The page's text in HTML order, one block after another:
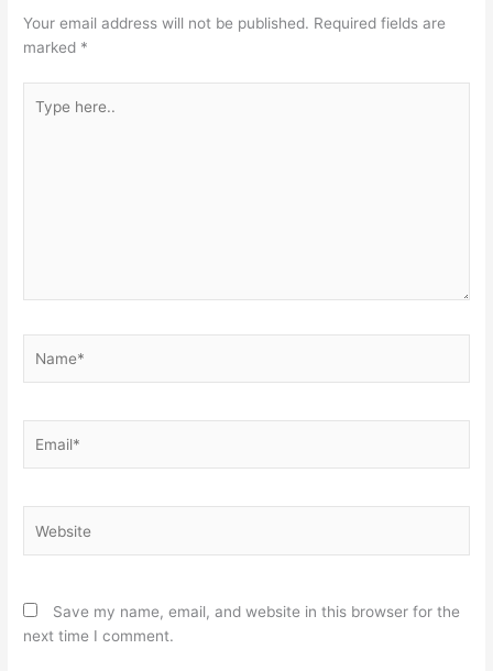
Your email address will not be published. Required fields are
marked *
here..
Save my name, email, and website in this browser for the
next time I comment.